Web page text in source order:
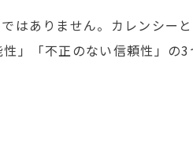
はありません。カレンシーと
」「不正のない信頼性」の3